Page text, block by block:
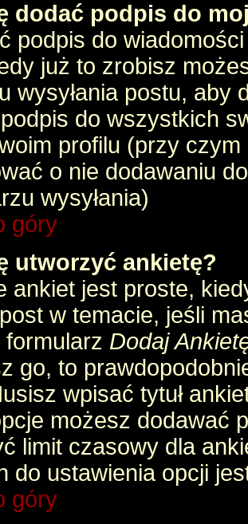
dodać podpis do
podpis do
już to zrobisz
wysyłania postu,
do wszystkich
profilu (przy
o nie dodawaniu
wysyłania)
góry
utworzyć ankietę?
ankiet jest proste,
w temacie, jeśli
Dodaj
go, to
wpisać tytuł
możesz dodawać
limit czasowy dla
do ustawienia opcji
góry